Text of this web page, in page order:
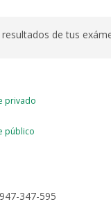
de tus
privado
público
347-595